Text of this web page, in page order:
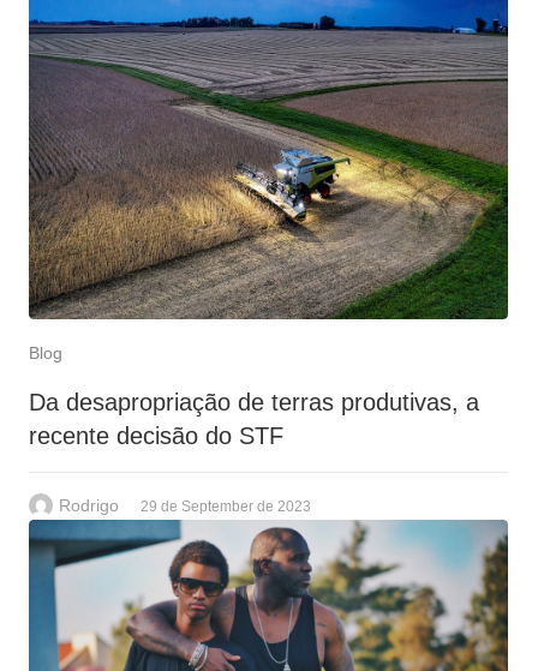
Blog
Da desapropriação de terras produtivas, a
recente decisão do STF
Rodrigo 29 de September de 2023